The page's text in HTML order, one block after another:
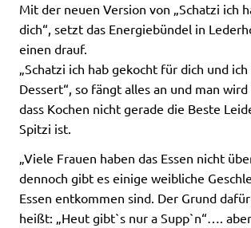
Mit der neuen Version von „Schatzi ich
dich“, setzt das Energiebündel in
einen drauf.
„Schatzi ich hab gekocht für dich und
Dessert“, so fängt alles an und man
dass Kochen nicht gerade die Beste
Spitzi ist.
„Viele Frauen haben das Essen nicht
dennoch gibt es einige weibliche
Essen entkommen sind. Der Grund
heißt: „Heut gibt`s nur a Supp`n“….